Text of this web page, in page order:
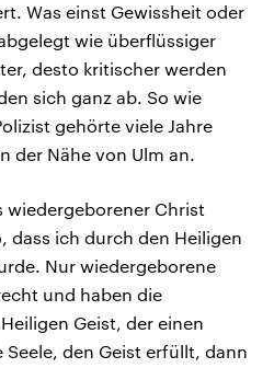
Was einst Gewissheit oder
wie überflüssiger
desto kritischer werden
sich ganz ab. So wie
gehörte viele Jahre
der Nähe von Ulm an.
wiedergeborener Christ
dass ich durch den Heiligen
Nur wiedergeborene
und haben die
Geist, der einen
den Geist erfüllt, dann